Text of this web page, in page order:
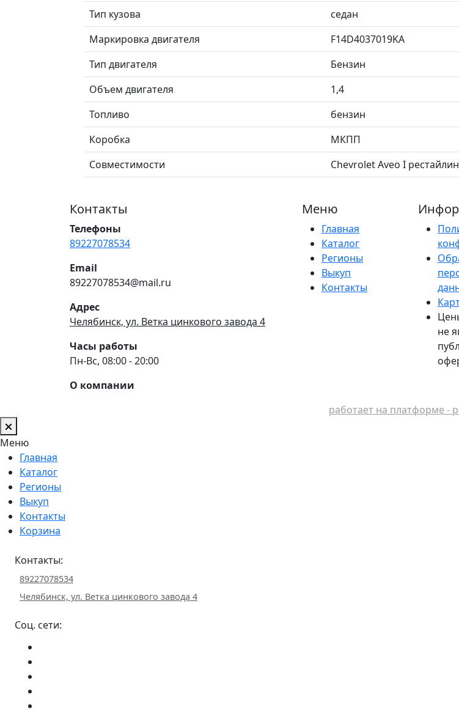
Тип кузова
седан
Маркировка двигателя
F14D4037019KA
Тип двигателя
Бензин
Объем двигателя
1,4
Топливо
бензин
Коробка
МКПП
Совместимости
Chevrolet Aveo I
Контакты
Телефоны
89227078534
Email
89227078534@mail.ru
Адрес
Челябинск, ул. Ветка цинкового завода 4
Часы работы
Пн-Вс, 08:00 - 20:00
О компании
Меню
Главная
Каталог
Регионы
Выкуп
Контакты
не
работает на платформе -
Меню
Главная
Каталог
Регионы
Выкуп
Контакты
Корзина
Контакты:
89227078534
Челябинск, ул. Ветка цинкового завода 4
Соц. сети: